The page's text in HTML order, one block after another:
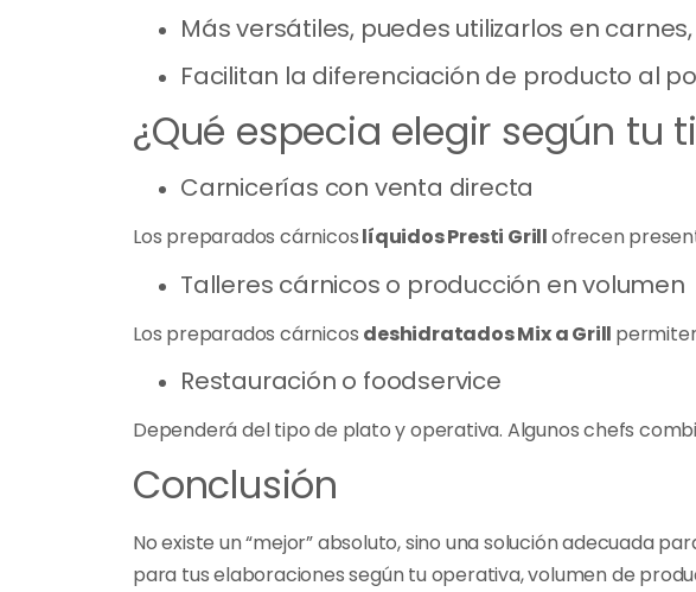
Más versátiles, puedes utilizarlos en
Facilitan la diferenciación de producto al
¿Qué especia elegir según tu
Carnicerías con venta directa
Los preparados cárnicoslíquidos Presti Grillofrecen
Talleres cárnicos o producción en volumen
Los preparados cárnicos deshidratados Mix a Grill
Restauración o foodservice
Dependerá del tipo de plato y operativa. Algunos chefs
Conclusión
No existe un “mejor” absoluto, sino una solución adecuada
para tus elaboraciones según tu operativa, volumen de